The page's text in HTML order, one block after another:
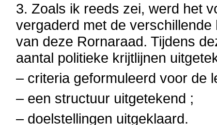
3. Zoals ik reeds zei, werd het
vergaderd met de
van deze Rornaraad. Tijdens
aantal politieke krijtlijnen
– criteria geformuleerd voor de
– een structuur uitgetekend ;
– doelstellingen uitgeklaard.